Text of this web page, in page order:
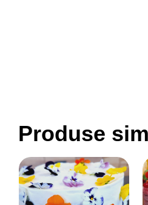
Produse